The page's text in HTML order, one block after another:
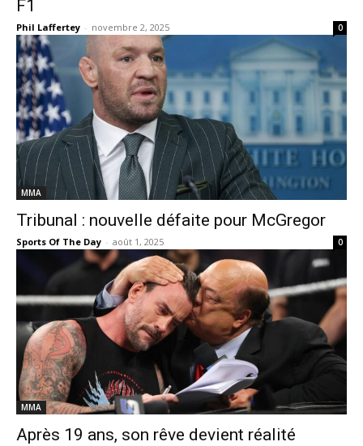
F1
Phil Laffertey - novembre 2, 2025 0
MMA
Tribunal : nouvelle défaite pour McGregor
Sports Of The Day - août 1, 2025 0
MMA
Après 19 ans, son rêve devient réalité